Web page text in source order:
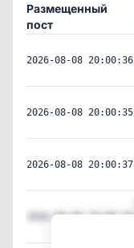
Размещенный
пост
2026-08-08 20:00:36
2026-08-08 20:00:35
2026-08-08 20:00:37
2026-08-08 20:00:38